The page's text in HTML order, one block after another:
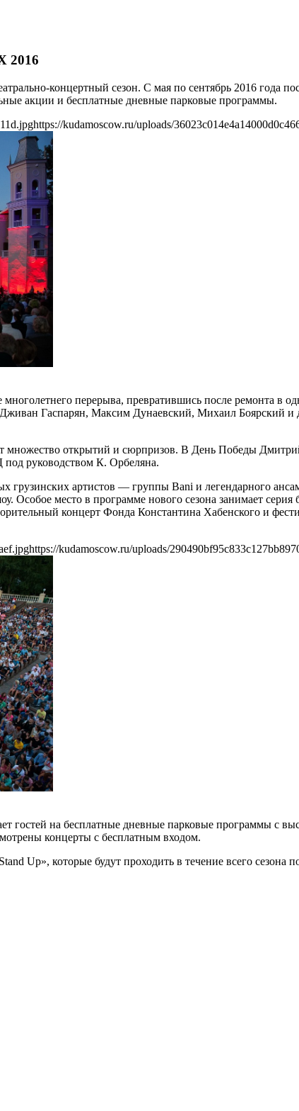
2016
концертный сезон. С мая по сентябрь 2016 года
акции и бесплатные дневные парковые программы.
https://kudamoscow.ru/uploads/
перерыва, превратившись после ремонта в
Гаспарян, Максим Дунаевский, Михаил Боярский и
множество открытий и сюрпризов. В День Победы
руководством К. Орбеляна.
грузинских артистов — группы Bani и легендарного
Особое место в программе нового сезона занимает
концерт Фонда Константина Хабенского и
https://kudamoscow.ru/uploads/
гостей на бесплатные дневные парковые программы с
концерты с бесплатным входом.
Up», которые будут проходить в течение всего сезона